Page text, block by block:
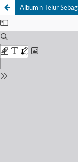
Albumin Telur